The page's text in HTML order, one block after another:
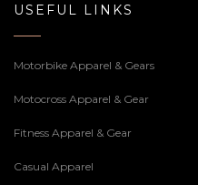
USEFUL LINKS
Motorbike Apparel & Gears
Motocross Apparel & Gear
Fitness Apparel & Gear
Casual Apparel